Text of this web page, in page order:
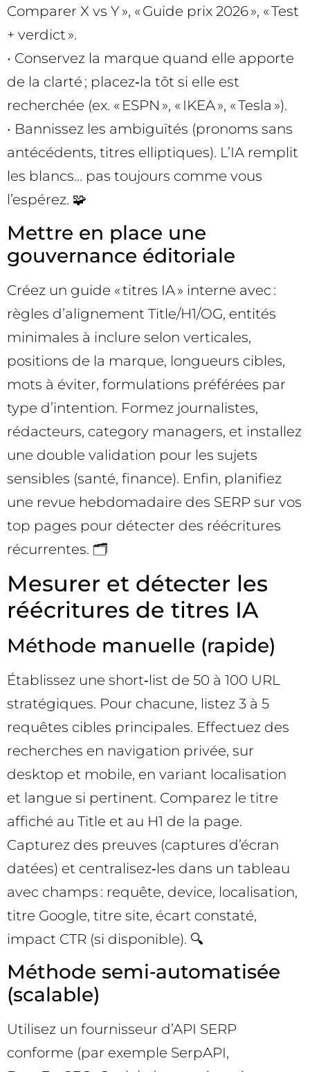
Comparer X vs Y », « Guide prix 2026 », « Test
+ verdict ».
• Conservez la marque quand elle apporte
de la clarté ; placez‑la tôt si elle est
recherchée (ex. « ESPN », « IKEA », « Tesla »).
• Bannissez les ambiguïtés (pronoms sans
antécédents, titres elliptiques). L’IA remplit
les blancs… pas toujours comme vous
l’espérez. 🧩
Mettre en place une
gouvernance éditoriale
Créez un guide « titres IA » interne avec :
règles d’alignement Title/H1/OG, entités
minimales à inclure selon verticales,
positions de la marque, longueurs cibles,
mots à éviter, formulations préférées par
type d’intention. Formez journalistes,
rédacteurs, category managers, et installez
une double validation pour les sujets
sensibles (santé, finance). Enfin, planifiez
une revue hebdomadaire des SERP sur vos
top pages pour détecter des réécritures
récurrentes. 🗂️
Mesurer et détecter les
réécritures de titres IA
Méthode manuelle (rapide)
Établissez une short‑list de 50 à 100 URL
stratégiques. Pour chacune, listez 3 à 5
requêtes cibles principales. Effectuez des
recherches en navigation privée, sur
desktop et mobile, en variant localisation
et langue si pertinent. Comparez le titre
affiché au Title et au H1 de la page.
Capturez des preuves (captures d’écran
datées) et centralisez‑les dans un tableau
avec champs : requête, device, localisation,
titre Google, titre site, écart constaté,
impact CTR (si disponible). 🔍
Méthode semi‑automatisée
(scalable)
Utilisez un fournisseur d’API SERP
conforme (par exemple SerpAPI,